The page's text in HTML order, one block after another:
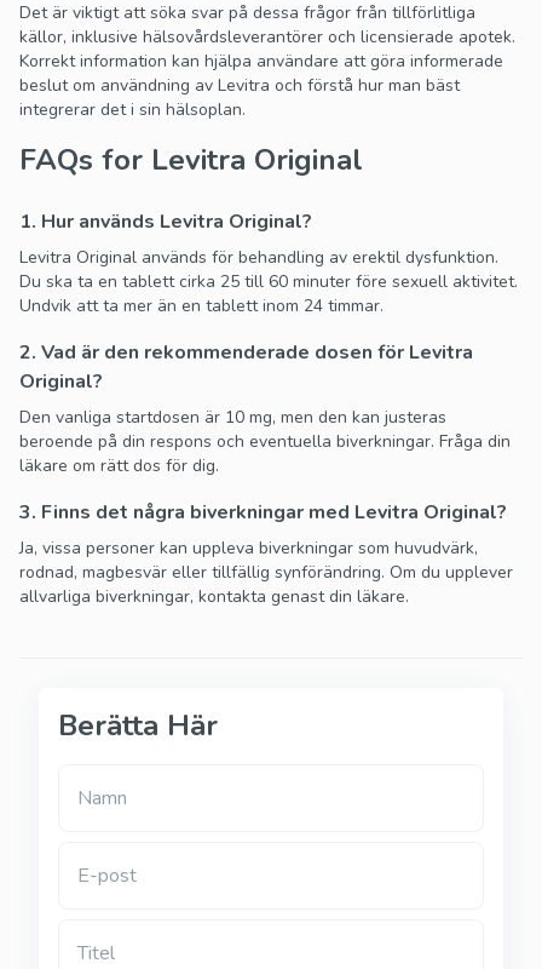
Det är viktigt att söka svar på dessa frågor från tillförlitliga
källor, inklusive hälsovårdsleverantörer och licensierade apotek.
Korrekt information kan hjälpa användare att göra informerade
beslut om användning av Levitra och förstå hur man bäst
integrerar det i sin hälsoplan.
FAQs for Levitra Original
1. Hur används Levitra Original?
Levitra Original används för behandling av erektil dysfunktion.
Du ska ta en tablett cirka 25 till 60 minuter före sexuell aktivitet.
Undvik att ta mer än en tablett inom 24 timmar.
2. Vad är den rekommenderade dosen för Levitra
Original?
Den vanliga startdosen är 10 mg, men den kan justeras
beroende på din respons och eventuella biverkningar. Fråga din
läkare om rätt dos för dig.
3. Finns det några biverkningar med Levitra Original?
Ja, vissa personer kan uppleva biverkningar som huvudvärk,
rodnad, magbesvär eller tillfällig synförändring. Om du upplever
allvarliga biverkningar, kontakta genast din läkare.
Berätta Här
Namn
E-post
Titel